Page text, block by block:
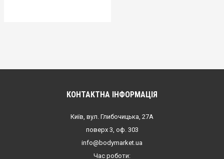
КОНТАКТНА ІНФОРМАЦІЯ
Київ, вул. Глибочицька, 27А
поверх 3, оф. 303
info@bodymarket.ua
Час роботи: